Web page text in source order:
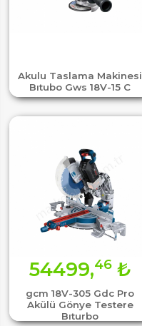
Akulu Taslama Makinesi
Bıtubo Gws 18V-15 C
gcm 18V-305 Gdc Pro
Akülü Gönye Testere
Bıturbo
54499,46₺